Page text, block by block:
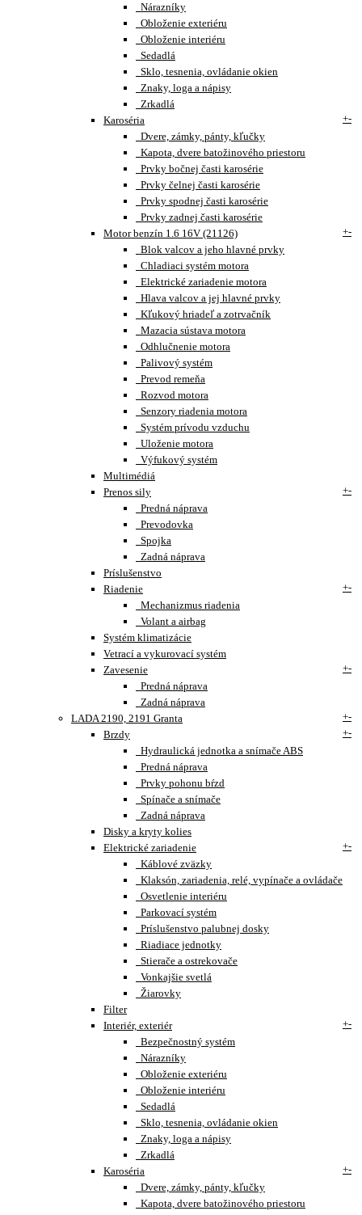
Nárazníky
Obloženie exteriéru
Obloženie interiéru
Sedadlá
Sklo, tesnenia, ovládanie okien
Znaky, loga a nápisy
Zrkadlá
Karoséria
+-
Dvere, zámky, pánty, kľučky
Kapota, dvere batožinového priestoru
Prvky bočnej časti karosérie
Prvky čelnej časti karosérie
Prvky spodnej časti karosérie
Prvky zadnej časti karosérie
Motor benzín 1.6 16V (21126)
+-
Blok valcov a jeho hlavné prvky
Chladiaci systém motora
Elektrické zariadenie motora
Hlava valcov a jej hlavné prvky
Kľukový hriadeľ a zotrvačník
Mazacia sústava motora
Odhlučnenie motora
Palivový systém
Prevod remeňa
Rozvod motora
Senzory riadenia motora
Systém prívodu vzduchu
Uloženie motora
Výfukový systém
Multimédiá
Prenos sily
+-
Predná náprava
Prevodovka
Spojka
Zadná náprava
Príslušenstvo
Riadenie
+-
Mechanizmus riadenia
Volant a airbag
Systém klimatizácie
Vetrací a vykurovací systém
Zavesenie
+-
Predná náprava
Zadná náprava
LADA 2190, 2191 Granta
+-
Brzdy
+-
Hydraulická jednotka a snímače ABS
Predná náprava
Prvky pohonu bŕzd
Spínače a snímače
Zadná náprava
Disky a kryty kolies
Elektrické zariadenie
+-
Káblové zväzky
Klaksón, zariadenia, relé, vypínače a ovládače
Osvetlenie interiéru
Parkovací systém
Príslušenstvo palubnej dosky
Riadiace jednotky
Stierače a ostrekovače
Vonkajšie svetlá
Žiarovky
Filter
Interiér, exteriér
+-
Bezpečnostný systém
Nárazníky
Obloženie exteriéru
Obloženie interiéru
Sedadlá
Sklo, tesnenia, ovládanie okien
Znaky, loga a nápisy
Zrkadlá
Karoséria
+-
Dvere, zámky, pánty, kľučky
Kapota, dvere batožinového priestoru